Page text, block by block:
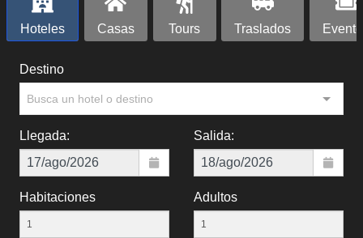
Hoteles Casas Tours Traslados
Destino
Busca un hotel o destino
Llegada: Salida:
Habitaciones Adultos